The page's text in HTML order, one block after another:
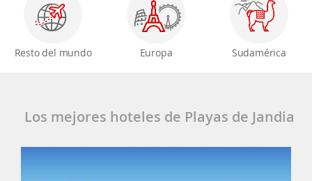
Resto del mundo Europa Sudamérica
Los mejores hoteles de Playas de Jandia